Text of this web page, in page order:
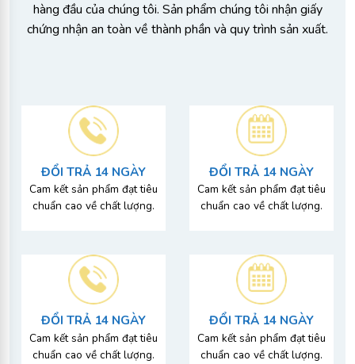
hàng đầu của chúng tôi. Sản phẩm chúng tôi nhận giấy
chứng nhận an toàn về thành phần và quy trình sản xuất.
ĐỔI TRẢ 14 NGÀY​
Cam kết sản phẩm đạt tiêu
chuẩn cao về chất lượng.
ĐỔI TRẢ 14 NGÀY​
Cam kết sản phẩm đạt tiêu
chuẩn cao về chất lượng.
ĐỔI TRẢ 14 NGÀY​
Cam kết sản phẩm đạt tiêu
chuẩn cao về chất lượng.
ĐỔI TRẢ 14 NGÀY​
Cam kết sản phẩm đạt tiêu
chuẩn cao về chất lượng.